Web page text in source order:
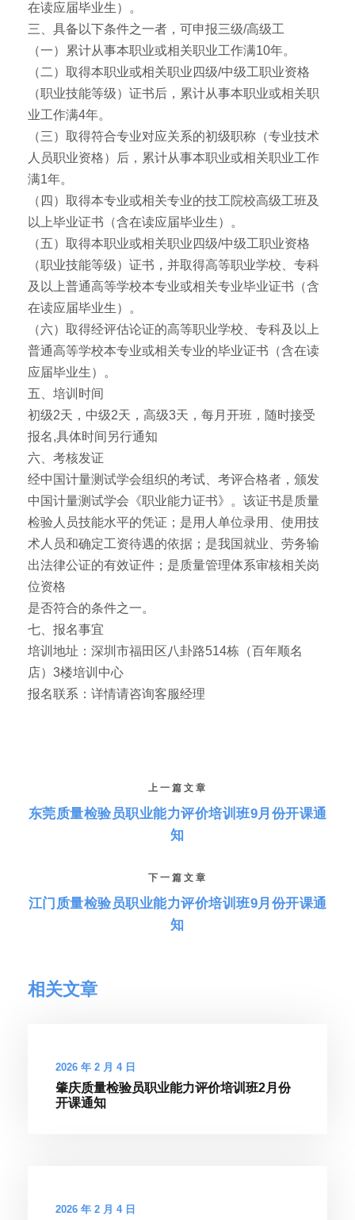
在读应届毕业生）。
三、具备以下条件之一者，可申报三级/高级工
（一）累计从事本职业或相关职业工作满10年。
（二）取得本职业或相关职业四级/中级工职业资格
（职业技能等级）证书后，累计从事本职业或相关职
业工作满4年。
（三）取得符合专业对应关系的初级职称（专业技术
人员职业资格）后，累计从事本职业或相关职业工作
满1年。
（四）取得本专业或相关专业的技工院校高级工班及
以上毕业证书（含在读应届毕业生）。
（五）取得本职业或相关职业四级/中级工职业资格
（职业技能等级）证书，并取得高等职业学校、专科
及以上普通高等学校本专业或相关专业毕业证书（含
在读应届毕业生）。
（六）取得经评估论证的高等职业学校、专科及以上
普通高等学校本专业或相关专业的毕业证书（含在读
应届毕业生）。
五、培训时间
初级2天，中级2天，高级3天，每月开班，随时接受
报名,具体时间另行通知
六、考核发证
经中国计量测试学会组织的考试、考评合格者，颁发
中国计量测试学会《职业能力证书》。该证书是质量
检验人员技能水平的凭证；是用人单位录用、使用技
术人员和确定工资待遇的依据；是我国就业、劳务输
出法律公证的有效证件；是质量管理体系审核相关岗
位资格
是否符合的条件之一。
七、报名事宜
培训地址：深圳市福田区八卦路514栋（百年顺名
店）3楼培训中心
报名联系：详情请咨询客服经理
上一篇文章
东莞质量检验员职业能力评价培训班9月份开课通
知
下一篇文章
江门质量检验员职业能力评价培训班9月份开课通
知
相关文章
2026 年 2 月 4 日
肇庆质量检验员职业能力评价培训班2月份
开课通知
2026 年 2 月 4 日